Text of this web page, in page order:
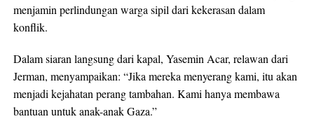
menjamin perlindungan warga sipil dari kekerasan dalam
konflik.
Dalam siaran langsung dari kapal, Yasemin Acar, relawan dari
Jerman, menyampaikan: “Jika mereka menyerang kami, itu akan
menjadi kejahatan perang tambahan. Kami hanya membawa
bantuan untuk anak-anak Gaza.”